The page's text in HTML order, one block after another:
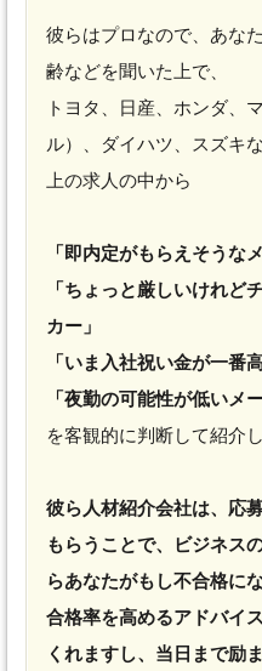
彼らはプロなので、あな
齢などを聞いた上で、
トヨタ、日産、ホンダ、
ル）、ダイハツ、スズキ
上の求人の中から
「即内定がもらえそうな
「ちょっと厳しいけれど
カー」
「いま入社祝い金が一番
「夜勤の可能性が低いメ
を客観的に判断して紹介
彼ら人材紹介会社は、応
もらうことで、ビジネス
らあなたがもし不合格に
合格率を高めるアドバイ
くれますし、当日まで励